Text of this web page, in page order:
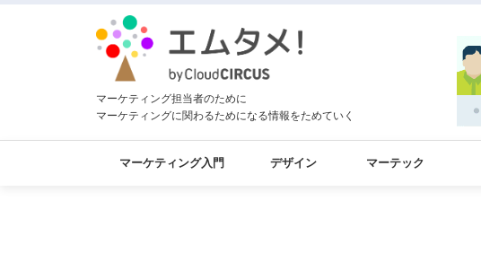
マーケティング担当者のために
マーケティングに関わるためになる情報をためていく
マーケティング入門 デザイン マーテック